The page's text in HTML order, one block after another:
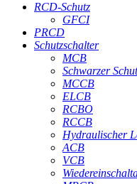
RCD-Schutz
GFCI
PRCD
Schutzschalter
MCB
Schwarzer
MCCB
ELCB
RCBO
RCCB
Hydraulischer
ACB
VCB